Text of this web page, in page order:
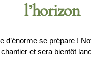
l’horizon
d’énorme se prépare !
chantier et sera bientôt